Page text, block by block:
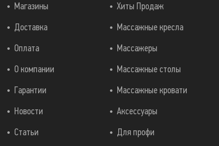
Хиты Продаж
Массажные кресла
Массажеры
Массажные столы
Массажные кровати
Аксессуары
Для профи
Магазины
Доставка
Оплата
О компании
Гарантии
Новости
Статьи